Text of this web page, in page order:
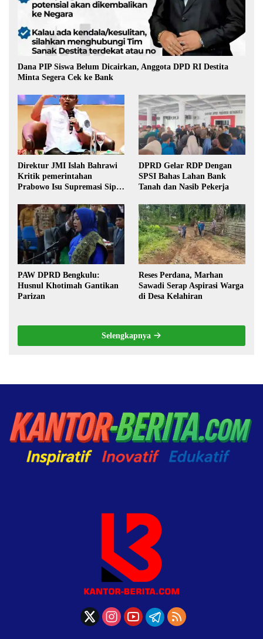
Dana PIP Siswa Belum Dicairkan, Anggota DPD RI Destita
Minta Segera Cek ke Bank
Direktur JMI Islah Bahrawi
Kritik pemerintahan
Prabowo Isu Supremasi Sipil,
Pilkada oleh DPRD
DPRD Gelar RDP Dengan
SPSI Bahas Lahan Bank
Tanah dan Nasib Pekerja
PAW DPRD Bengkulu:
Husnul Khotimah Gantikan
Parizan
Reses Perdana, Marhan
Sawadi Serap Aspirasi Warga
di Desa Kelahiran
Selengkapnya